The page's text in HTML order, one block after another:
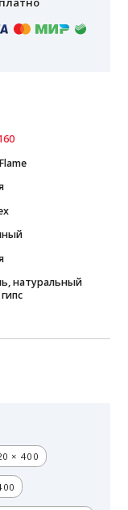
натуральный
× 400